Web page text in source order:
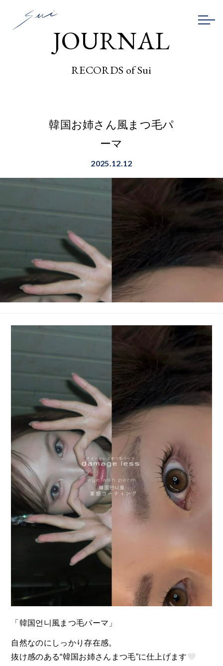
JOURNAL
RECORDS of Sui
韓国お姉さん風まつ毛パ
ーマ
2025.12.12
「韓国언니風まつ毛パーマ」
自然なのにしっかり存在感。
抜け感のある“韓国お姉さんまつ毛”に仕上げます